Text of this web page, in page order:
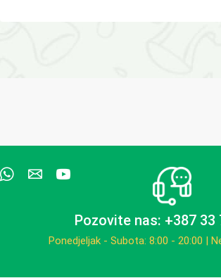
Pozovite nas: +387 33
Ponedjeljak - Subota: 8:00 - 20:00 |